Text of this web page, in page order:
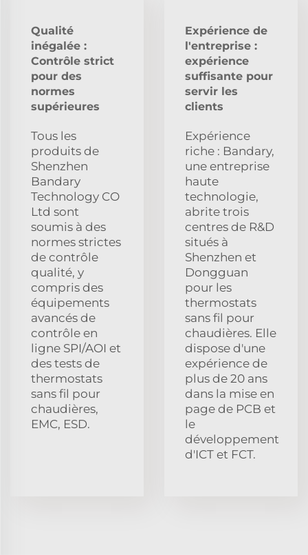
Qualité
inégalée :
Contrôle strict
pour des
normes
supérieures
Tous les
produits de
Shenzhen
Bandary
Technology CO
Ltd sont
soumis à des
normes strictes
de contrôle
qualité, y
compris des
équipements
avancés de
contrôle en
ligne SPI/AOI et
des tests de
thermostats
sans fil pour
chaudières,
EMC, ESD.
Expérience de
l'entreprise :
expérience
suffisante pour
servir les
clients
Expérience
riche : Bandary,
une entreprise
haute
technologie,
abrite trois
centres de R&D
situés à
Shenzhen et
Dongguan
pour les
thermostats
sans fil pour
chaudières. Elle
dispose d'une
expérience de
plus de 20 ans
dans la mise en
page de PCB et
le
développement
d'ICT et FCT.